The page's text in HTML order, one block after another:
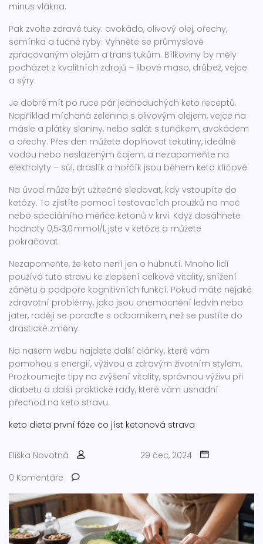
minus vlákna.
Pak zvolte zdravé tuky: avokádo, olivový olej, ořechy,
semínka a tučné ryby. Vyhněte se průmyslově
zpracovaným olejům a trans tukům. Bílkoviny by měly
pocházet z kvalitních zdrojů – libové maso, drůbež, vejce
a sýry.
Je dobré mít po ruce pár jednoduchých keto receptů.
Například míchaná zelenina s olivovým olejem, vejce na
másle a plátky slaniny, nebo salát s tuňákem, avokádem
a ořechy. Přes den můžete doplňovat tekutiny, ideálně
vodou nebo neslazeným čajem, a nezapomeňte na
elektrolyty – sůl, draslík a hořčík jsou během keto klíčové.
Na úvod může být užitečné sledovat, kdy vstoupíte do
ketózy. To zjistíte pomocí testovacích proužků na moč
nebo speciálního měřiče ketonů v krvi. Když dosáhnete
hodnoty 0,5‑3,0 mmol/l, jste v ketóze a můžete
pokračovat.
Nezapomeňte, že keto není jen o hubnutí. Mnoho lidí
používá tuto stravu ke zlepšení celkové vitality, snížení
zánětu a podpoře kognitivních funkcí. Pokud máte nějaké
zdravotní problémy, jako jsou onemocnění ledvin nebo
jater, raději se poraďte s odborníkem, než se pustíte do
drastické změny.
Na našem webu najdete další články, které vám
pomohou s energií, výživou a zdravým životním stylem.
Prozkoumejte tipy na zvýšení vitality, správnou výživu při
diabetu a další praktické rady, které vám usnadní
přechod na keto stravu.
keto dieta první fáze co jíst ketonová strava
Eliška Novotná
29 čec, 2024
0 Komentáře